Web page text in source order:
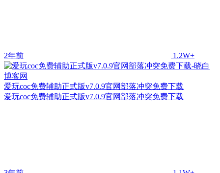
2年前 1.2W+
爱玩coc免费辅助正式版v7.0.9官网部落冲突免费下载
爱玩coc免费辅助正式版v7.0.9官网部落冲突免费下载